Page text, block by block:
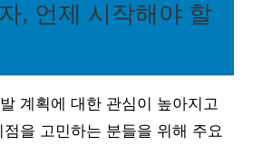
, 언제 시작해야 할
계획에 대한 관심이 높아지고
을 고민하는 분들을 위해 주요